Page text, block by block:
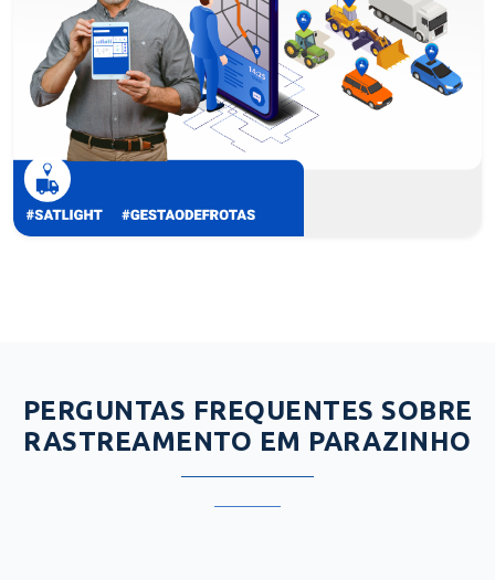
PERGUNTAS FREQUENTES SOBRE
RASTREAMENTO EM PARAZINHO